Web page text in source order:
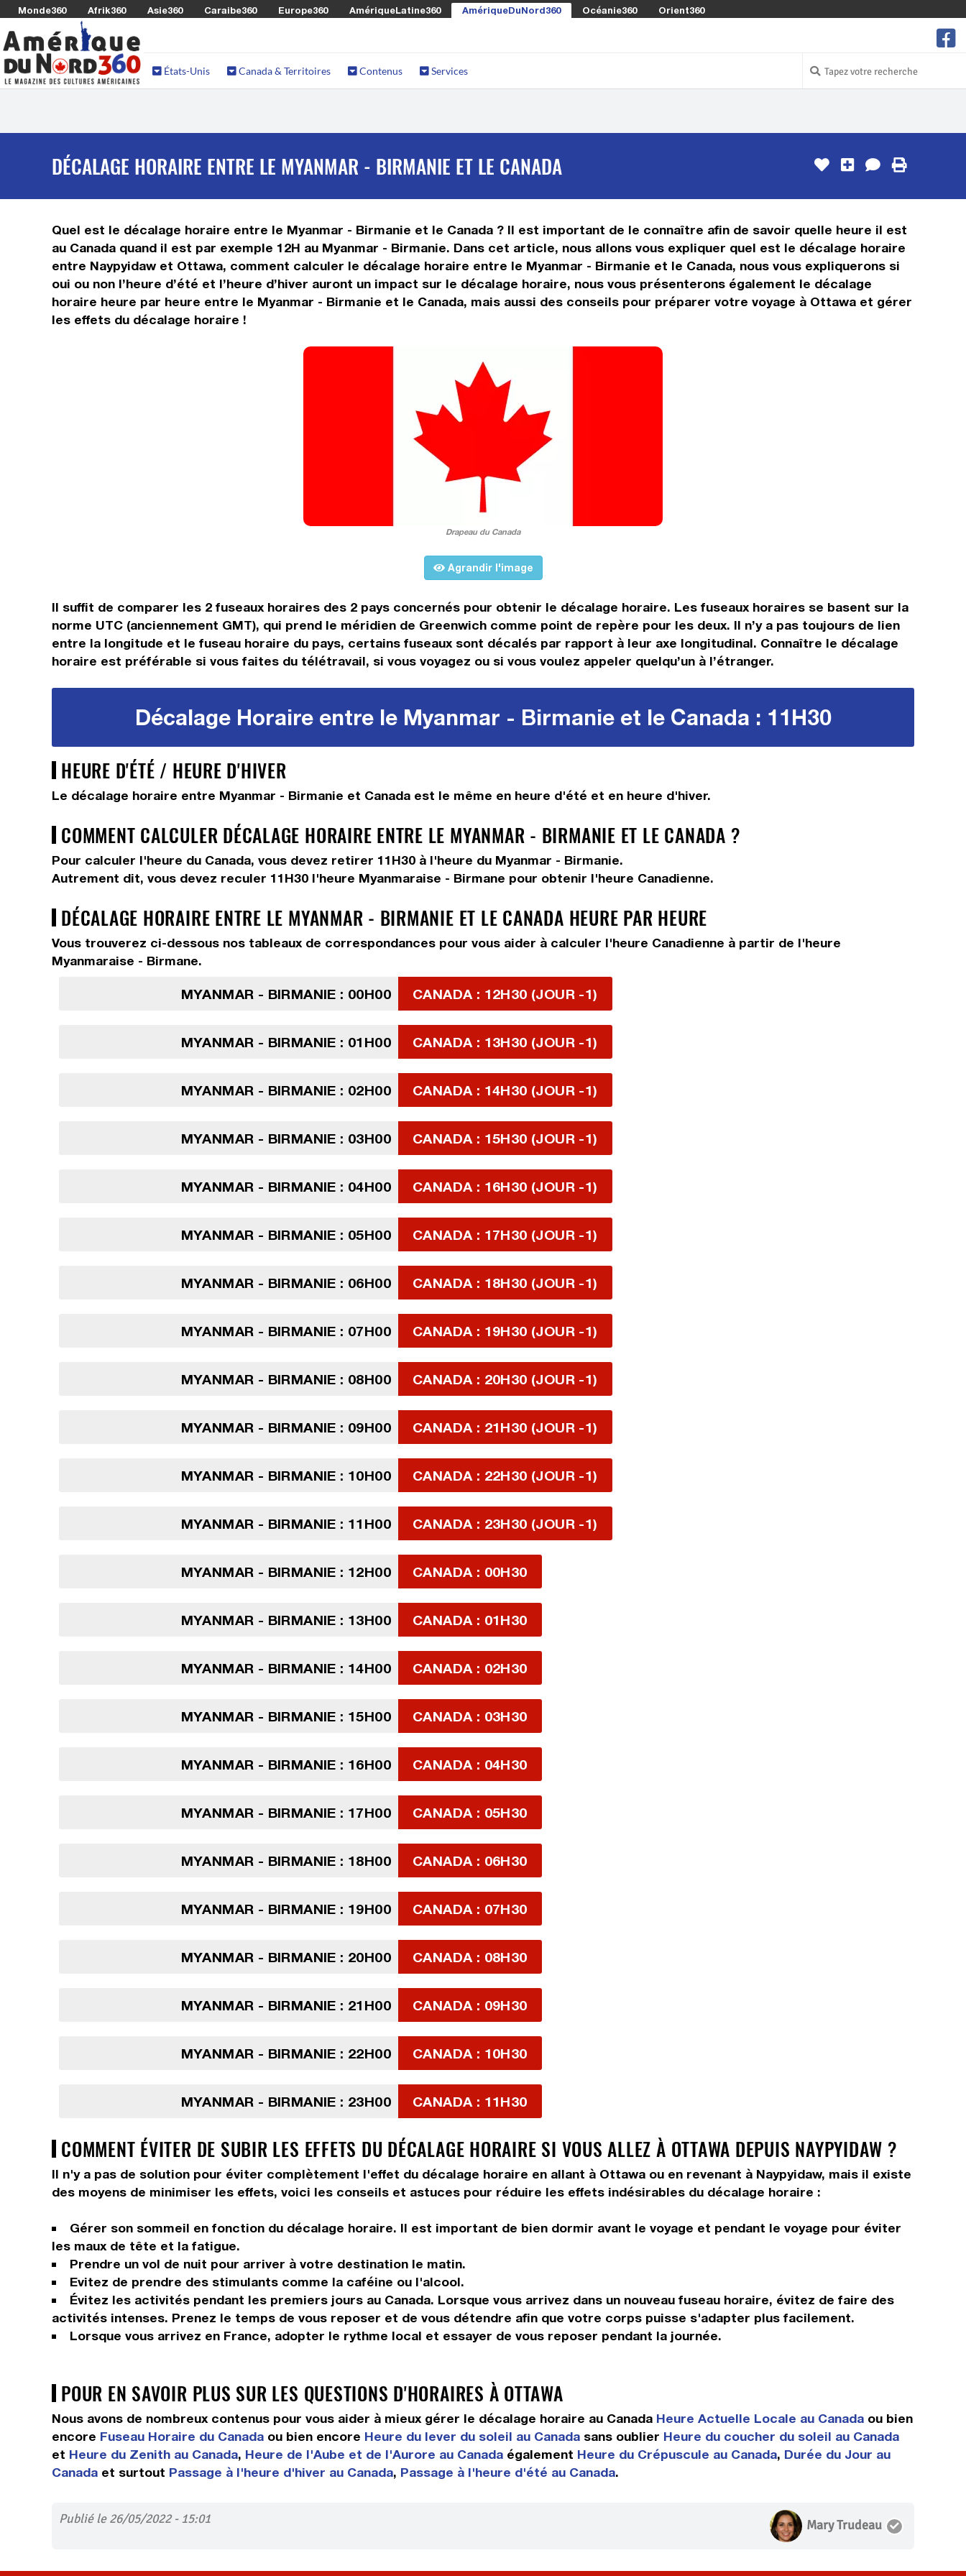
Monde360 Afrik360 Asie360 Caraibe360 Europe360 AmériqueLatine360 AmériqueDuNord360 Océanie360 Orient360
États-Unis Canada & Territoires Contenus Services
DÉCALAGE HORAIRE ENTRE LE MYANMAR - BIRMANIE ET LE CANADA
Quel est le décalage horaire entre le Myanmar - Birmanie et le Canada ? Il est important de le connaître afin de savoir quelle heure il est
au Canada quand il est par exemple 12H au Myanmar - Birmanie. Dans cet article, nous allons vous expliquer quel est le décalage horaire
entre Naypyidaw et Ottawa, comment calculer le décalage horaire entre le Myanmar - Birmanie et le Canada, nous vous expliquerons si
oui ou non l’heure d’été et l’heure d’hiver auront un impact sur le décalage horaire, nous vous présenterons également le décalage
horaire heure par heure entre le Myanmar - Birmanie et le Canada, mais aussi des conseils pour préparer votre voyage à Ottawa et gérer
les effets du décalage horaire !
Drapeau du Canada
Agrandir l'image
Il suffit de comparer les 2 fuseaux horaires des 2 pays concernés pour obtenir le décalage horaire. Les fuseaux horaires se basent sur la
norme UTC (anciennement GMT), qui prend le méridien de Greenwich comme point de repère pour les deux. Il n’y a pas toujours de lien
entre la longitude et le fuseau horaire du pays, certains fuseaux sont décalés par rapport à leur axe longitudinal. Connaître le décalage
horaire est préférable si vous faites du télétravail, si vous voyagez ou si vous voulez appeler quelqu’un à l’étranger.
Décalage Horaire entre le Myanmar - Birmanie et le Canada : 11H30
HEURE D'ÉTÉ / HEURE D'HIVER
Le décalage horaire entre Myanmar - Birmanie et Canada est le même en heure d'été et en heure d'hiver.
COMMENT CALCULER DÉCALAGE HORAIRE ENTRE LE MYANMAR - BIRMANIE ET LE CANADA ?
Pour calculer l'heure du Canada, vous devez retirer 11H30 à l'heure du Myanmar - Birmanie.
Autrement dit, vous devez reculer 11H30 l'heure Myanmaraise - Birmane pour obtenir l'heure Canadienne.
DÉCALAGE HORAIRE ENTRE LE MYANMAR - BIRMANIE ET LE CANADA HEURE PAR HEURE
Vous trouverez ci-dessous nos tableaux de correspondances pour vous aider à calculer l'heure Canadienne à partir de l'heure
Myanmaraise - Birmane.
MYANMAR - BIRMANIE : 00H00 CANADA : 12H30 (JOUR -1)
MYANMAR - BIRMANIE : 01H00 CANADA : 13H30 (JOUR -1)
MYANMAR - BIRMANIE : 02H00 CANADA : 14H30 (JOUR -1)
MYANMAR - BIRMANIE : 03H00 CANADA : 15H30 (JOUR -1)
MYANMAR - BIRMANIE : 04H00 CANADA : 16H30 (JOUR -1)
MYANMAR - BIRMANIE : 05H00 CANADA : 17H30 (JOUR -1)
MYANMAR - BIRMANIE : 06H00 CANADA : 18H30 (JOUR -1)
MYANMAR - BIRMANIE : 07H00 CANADA : 19H30 (JOUR -1)
MYANMAR - BIRMANIE : 08H00 CANADA : 20H30 (JOUR -1)
MYANMAR - BIRMANIE : 09H00 CANADA : 21H30 (JOUR -1)
MYANMAR - BIRMANIE : 10H00 CANADA : 22H30 (JOUR -1)
MYANMAR - BIRMANIE : 11H00 CANADA : 23H30 (JOUR -1)
MYANMAR - BIRMANIE : 12H00 CANADA : 00H30
MYANMAR - BIRMANIE : 13H00 CANADA : 01H30
MYANMAR - BIRMANIE : 14H00 CANADA : 02H30
MYANMAR - BIRMANIE : 15H00 CANADA : 03H30
MYANMAR - BIRMANIE : 16H00 CANADA : 04H30
MYANMAR - BIRMANIE : 17H00 CANADA : 05H30
MYANMAR - BIRMANIE : 18H00 CANADA : 06H30
MYANMAR - BIRMANIE : 19H00 CANADA : 07H30
MYANMAR - BIRMANIE : 20H00 CANADA : 08H30
MYANMAR - BIRMANIE : 21H00 CANADA : 09H30
MYANMAR - BIRMANIE : 22H00 CANADA : 10H30
MYANMAR - BIRMANIE : 23H00 CANADA : 11H30
COMMENT ÉVITER DE SUBIR LES EFFETS DU DÉCALAGE HORAIRE SI VOUS ALLEZ À OTTAWA DEPUIS NAYPYIDAW ?
Il n'y a pas de solution pour éviter complètement l'effet du décalage horaire en allant à Ottawa ou en revenant à Naypyidaw, mais il existe
des moyens de minimiser les effets, voici les conseils et astuces pour réduire les effets indésirables du décalage horaire :
Gérer son sommeil en fonction du décalage horaire. Il est important de bien dormir avant le voyage et pendant le voyage pour éviter
les maux de tête et la fatigue.
Prendre un vol de nuit pour arriver à votre destination le matin.
Evitez de prendre des stimulants comme la caféine ou l'alcool.
Évitez les activités pendant les premiers jours au Canada. Lorsque vous arrivez dans un nouveau fuseau horaire, évitez de faire des
activités intenses. Prenez le temps de vous reposer et de vous détendre afin que votre corps puisse s'adapter plus facilement.
Lorsque vous arrivez en France, adopter le rythme local et essayer de vous reposer pendant la journée.
POUR EN SAVOIR PLUS SUR LES QUESTIONS D'HORAIRES À OTTAWA
Nous avons de nombreux contenus pour vous aider à mieux gérer le décalage horaire au Canada Heure Actuelle Locale au Canada ou bien
encore Fuseau Horaire du Canada ou bien encore Heure du lever du soleil au Canada sans oublier Heure du coucher du soleil au Canada
et Heure du Zenith au Canada, Heure de l'Aube et de l'Aurore au Canada également Heure du Crépuscule au Canada, Durée du Jour au
Canada et surtout Passage à l'heure d'hiver au Canada, Passage à l'heure d'été au Canada.
Publié le 26/05/2022 - 15:01 Mary Trudeau